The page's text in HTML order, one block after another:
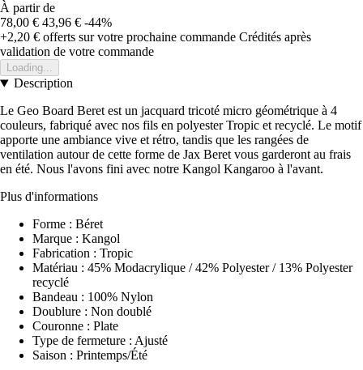
À partir de
78,00 € 43,96 € -44%
+2,20 € offerts sur votre prochaine commande Crédités après
validation de votre commande
Loading...
Description
Le Geo Board Beret est un jacquard tricoté micro géométrique à 4
couleurs, fabriqué avec nos fils en polyester Tropic et recyclé. Le motif
apporte une ambiance vive et rétro, tandis que les rangées de
ventilation autour de cette forme de Jax Beret vous garderont au frais
en été. Nous l'avons fini avec notre Kangol Kangaroo à l'avant.
Plus d'informations
Forme : Béret
Marque : Kangol
Fabrication : Tropic
Matériau : 45% Modacrylique / 42% Polyester / 13% Polyester
recyclé
Bandeau : 100% Nylon
Doublure : Non doublé
Couronne : Plate
Type de fermeture : Ajusté
Saison : Printemps/Été